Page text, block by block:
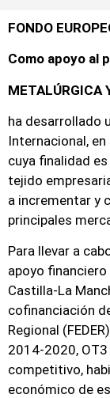
FONDO
Como apoyo al
METALÚRGICA
ha desarrollado
Internacional,
cuya finalidad
tejido
a incrementar y
principales
Para llevar a
apoyo
Castilla-La
cofinanciación
Regional
2014-2020,
competitivo,
económico de